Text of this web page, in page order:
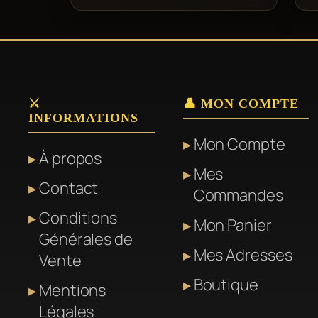
du
du
⚔️
INFORMATIONS
À propos
Contact
Conditions
Générales de
Vente
Mentions
Légales
👤 MON COMPTE
Mon Compte
Mes
Commandes
Mon Panier
Mes Adresses
Boutique